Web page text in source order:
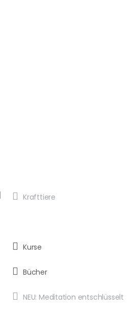
Krafttiere
Kurse
Bücher
NEU: Meditation entschlüsselt